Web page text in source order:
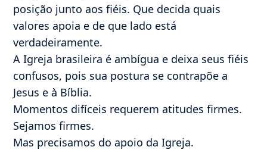
posição junto aos fiéis. Que decida quais
valores apoia e de que lado está
verdadeiramente.
A Igreja brasileira é ambígua e deixa seus fiéis
confusos, pois sua postura se contrapõe a
Jesus e à Bíblia.
Momentos difíceis requerem atitudes firmes.
Sejamos firmes.
Mas precisamos do apoio da Igreja.